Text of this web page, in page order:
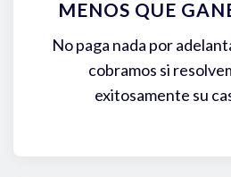
MENOS QUE
No paga nada por
cobramos si
exitosamente su